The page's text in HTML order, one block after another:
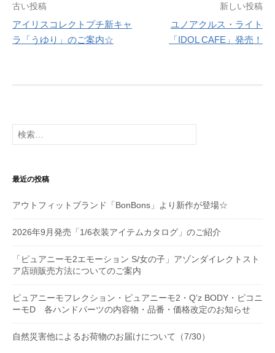
投
稿
ー
シ
ン
古い投稿
アイリスコレクトプチ新キャ
ラ「うゆり」のご案内☆
新しい投稿
ユノアクルス・ライト
「IDOL CAFE」発売！
検
索:
最近の投稿
アウトフィットブランド「BonBons」より新作が登場☆
2026年9月発売「1/6衣装アイテムカタログ」のご紹介
「ピュアニーモ2エモーション S/女の子」アゾンダイレクトスト
ア店頭販売方法についてのご案内
ピュアニーモフレクション・ピュアニーモ2・Q’z BODY・ピコニ
ーモD 各ハンドパーツの内容物・品番・価格改定のお知らせ
自然災害他によるお荷物のお届けについて（7/30）